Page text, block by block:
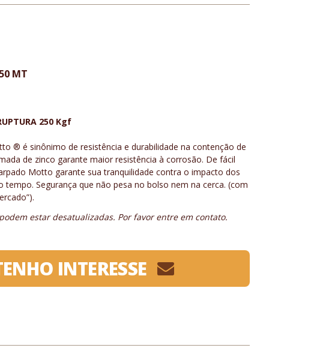
MT
250 Kgf
® é sinônimo de resistência e durabilidade na contenção de
de zinco garante maior resistência à corrosão. De fácil
Motto garante sua tranquilidade contra o impacto dos
tempo. Segurança que não pesa no bolso nem na cerca. (com
estar desatualizadas. Por favor entre em contato.
INTERESSE